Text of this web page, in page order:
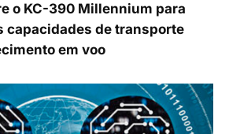
o KC-390 Millennium para
capacidades de transporte
em voo